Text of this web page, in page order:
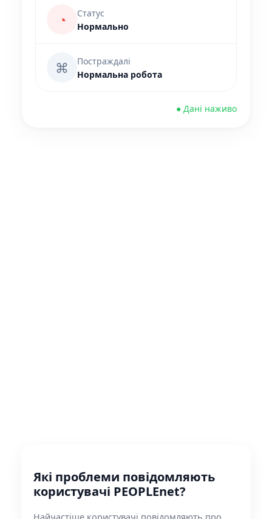
◔
Статус
Нормально
⌘
Постраждалі
Нормальна робота
● Дані наживо
Які проблеми повідомляють
користувачі PEOPLEnet?